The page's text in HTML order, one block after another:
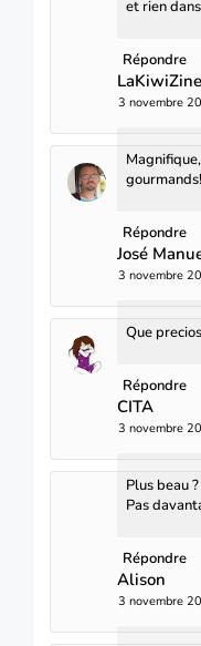
et rien
Répondre
LaKiwiZine
3 novembre
gourmands!
Répondre
José
3 novembre
Que
Répondre
CITA
3 novembre
Plus beau
Pas
Répondre
Alison
3 novembre